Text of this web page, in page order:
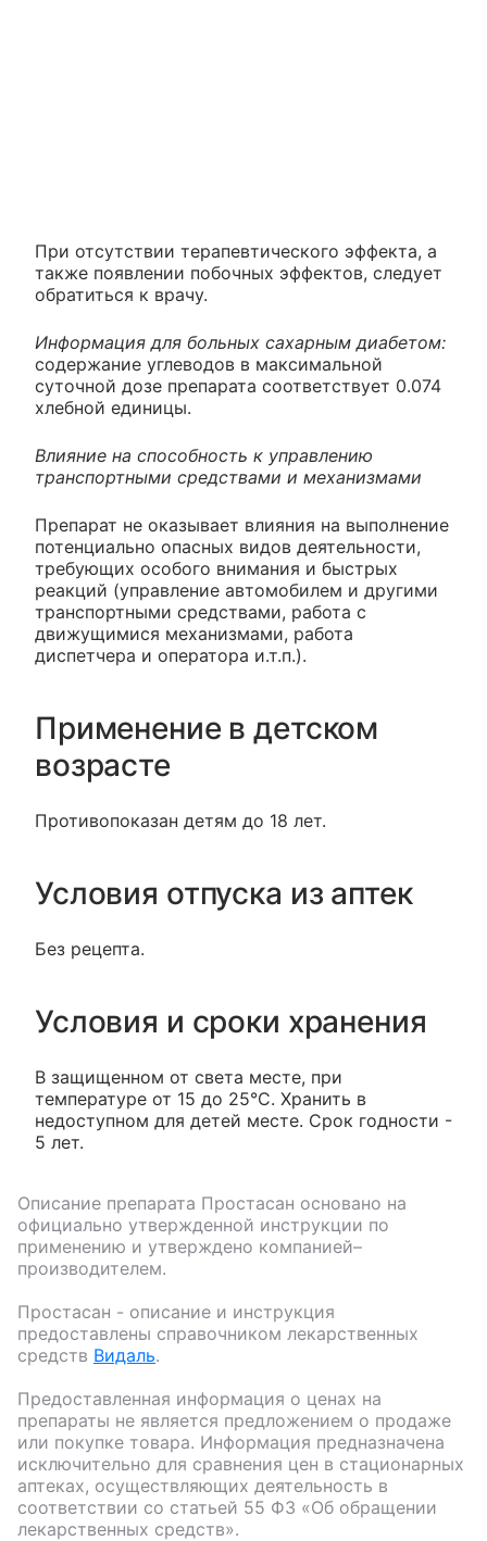
При отсутствии терапевтического эффекта, а
также появлении побочных эффектов, следует
обратиться к врачу.
Информация для больных сахарным диабетом:
содержание углеводов в максимальной
суточной дозе препарата соответствует 0.074
хлебной единицы.
Влияние на способность к управлению
транспортными средствами и механизмами
Препарат не оказывает влияния на выполнение
потенциально опасных видов деятельности,
требующих особого внимания и быстрых
реакций (управление автомобилем и другими
транспортными средствами, работа с
движущимися механизмами, работа
диспетчера и оператора и.т.п.).
Применение в детском
возрасте
Противопоказан детям до 18 лет.
Условия отпуска из аптек
Без рецепта.
Условия и сроки хранения
В защищенном от света месте, при
температуре от 15 до 25°С. Хранить в
недоступном для детей месте. Срок годности -
5 лет.
Описание препарата Простасан основано на
официально утвержденной инструкции по
применению и утверждено компанией–
производителем.
Простасан - описание и инструкция
предоставлены справочником лекарственных
средств Видаль.
Предоставленная информация о ценах на
препараты не является предложением о продаже
или покупке товара. Информация предназначена
исключительно для сравнения цен в стационарных
аптеках, осуществляющих деятельность в
соответствии со статьей 55 ФЗ «Об обращении
лекарственных средств».